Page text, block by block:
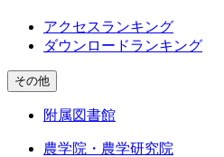
アクセスランキング
ダウンロードランキング
その他
附属図書館
農学院・農学研究院